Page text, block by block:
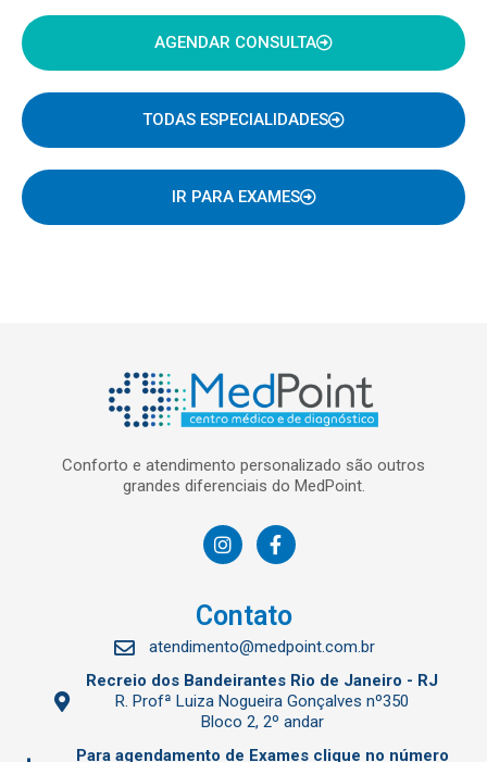
AGENDAR CONSULTA
TODAS ESPECIALIDADES
IR PARA EXAMES
Conforto e atendimento personalizado são outros
grandes diferenciais do MedPoint.
Contato
atendimento@medpoint.com.br
Recreio dos Bandeirantes Rio de Janeiro - RJ
R. Profª Luiza Nogueira Gonçalves nº350
Bloco 2, 2º andar
Para agendamento de Exames clique no número